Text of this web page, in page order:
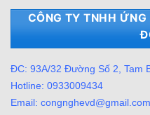
CÔNG TY TNHH ỨNG
ĐC: 93A/32 Đường Số 2, Tam
Hotline: 0933009434
Email: congnghevd@gmail.com